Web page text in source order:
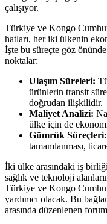
çalışıyor.
Türkiye ve Kongo
hatları, her iki ülkenin
İşte bu süreçte göz
noktalar:
Ulaşım Süreleri:
ürünlerin transit
doğrudan ilişkilidir.
Maliyet Analizi:
ülke için de
Gümrük Süreçleri:
tamamlanması,
İki ülke arasındaki iş
sağlık ve teknoloji
Türkiye ve Kongo
yardımcı olacak. Bu
arasında düzenlenen